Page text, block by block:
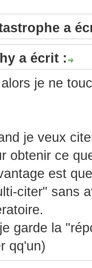
a
a écrit :
je ne
je veux
obtenir ce
est
citer" sans
garde la
qq'un)